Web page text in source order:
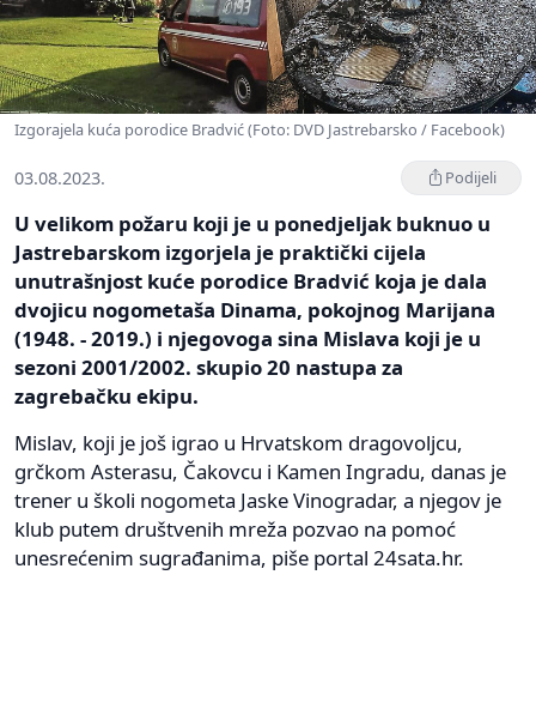
Izgorajela kuća porodice Bradvić (Foto: DVD Jastrebarsko / Facebook)
03.08.2023. Podijeli
U velikom požaru koji je u ponedjeljak buknuo u
Jastrebarskom izgorjela je praktički cijela
unutrašnjost kuće porodice Bradvić koja je dala
dvojicu nogometaša Dinama, pokojnog Marijana
(1948. - 2019.) i njegovoga sina Mislava koji je u
sezoni 2001/2002. skupio 20 nastupa za
zagrebačku ekipu.
Mislav, koji je još igrao u Hrvatskom dragovoljcu,
grčkom Asterasu, Čakovcu i Kamen Ingradu, danas je
trener u školi nogometa Jaske Vinogradar, a njegov je
klub putem društvenih mreža pozvao na pomoć
unesrećenim sugrađanima, piše portal 24sata.hr.